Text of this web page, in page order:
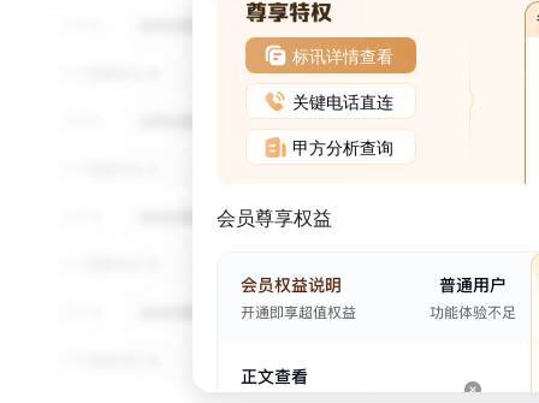
标讯详情查看
关键电话直连
甲方分析查询
会员尊享权益